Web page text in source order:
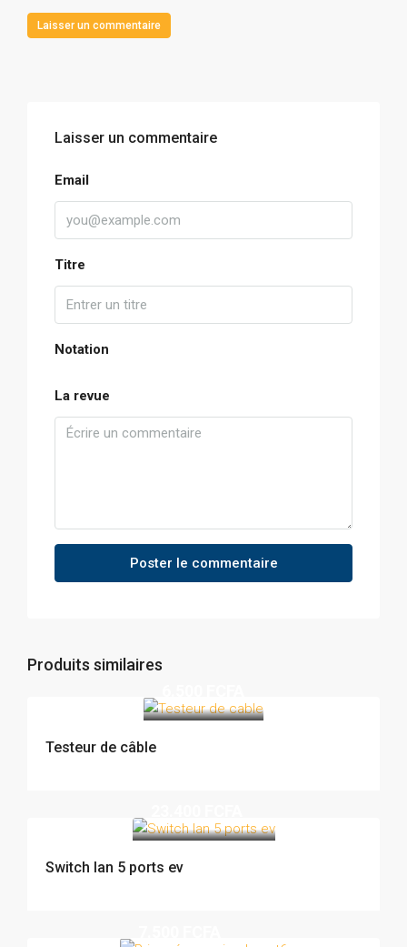
Laisser un commentaire
Laisser un commentaire
Email
Titre
Notation
La revue
Poster le commentaire
Produits similaires
Testeur de câble
Switch lan 5 ports ev